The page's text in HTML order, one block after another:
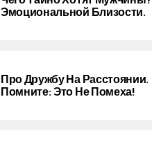
Эмоциональной Близости.
Про Дружбу На Расстоянии.
Помните: Это Не Помеха!